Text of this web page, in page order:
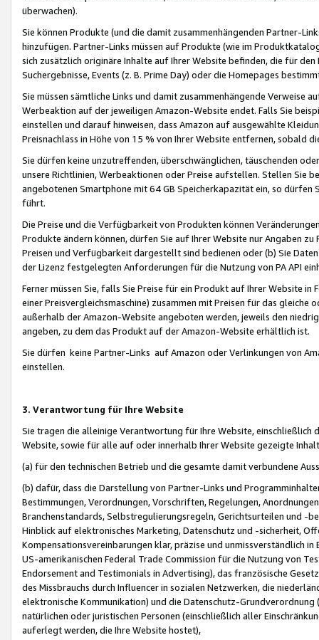
überwachen).
Sie können Produkte (und die damit zusammenhängenden Partner-
hinzufügen. Partner-Links müssen auf Produkte (wie im
sich zusätzlich originäre Inhalte auf Ihrer Website befinden, die für
Suchergebnisse, Events (z. B. Prime Day) oder die Homepages
Sie müssen sämtliche Links und damit zusammenhängende
Werbeaktion auf der jeweiligen Amazon-Website endet. Falls Sie
einstellen und darauf hinweisen, dass Amazon auf ausgewählte
Preisnachlass in Höhe von 15 % von Ihrer Website entfernen, sobald
Sie dürfen keine unzutreffenden, überschwänglichen, täuschenden
unsere Richtlinien, Werbeaktionen oder Preise aufstellen. Stellen Sie
angebotenen Smartphone mit 64 GB Speicherkapazität ein, so dürfen
führt.
Die Preise und die Verfügbarkeit von Produkten können
Produkte ändern können, dürfen Sie auf Ihrer Website nur Angaben
Preisen und Verfügbarkeit dargestellt sind bedienen oder (b) Sie
der Lizenz festgelegten Anforderungen für die Nutzung von PA API
Ferner müssen Sie, falls Sie Preise für ein Produkt auf Ihrer Website
einer Preisvergleichsmaschine) zusammen mit Preisen für das
außerhalb der Amazon-Website angeboten werden, jeweils den
angeben, zu dem das Produkt auf der Amazon-Website erhältlich ist.
Sie dürfen keine Partner-Links auf Amazon oder Verlinkungen von
einstellen.
3. Verantwortung für Ihre Website
Sie tragen die alleinige Verantwortung für Ihre Website,
Website, sowie für alle auf oder innerhalb Ihrer Website gezeigte
(a) für den technischen Betrieb und die gesamte damit verbundene
(b) dafür, dass die Darstellung von Partner-Links und
Bestimmungen, Verordnungen, Vorschriften, Regelungen,
Branchenstandards, Selbstregulierungsregeln, Gerichtsurteilen und -
Hinblick auf elektronisches Marketing, Datenschutz und -sicherheit,
Kompensationsvereinbarungen klar, präzise und unmissverständlich
US-amerikanischen Federal Trade Commission für die Nutzung von
Endorsement and Testimonials in Advertising), das französische
des Missbrauchs durch Influencer in sozialen Netzwerken, die
elektronische Kommunikation) und die Datenschutz-
natürlichen oder juristischen Personen (einschließlich aller
auferlegt werden, die Ihre Website hostet),